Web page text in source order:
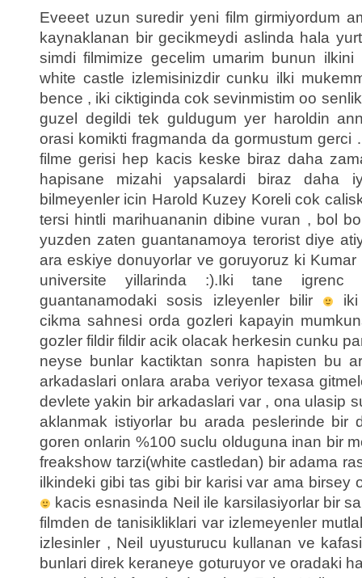
Eveeet uzun suredir yeni film girmiyordum
kaynaklanan bir gecikmeydi aslinda hala
simdi filmimize gecelim umarim bunun
white castle izlemisinizdir cunku ilki
bence , iki ciktiginda cok sevinmistim oo
guzel degildi tek guldugum yer haroldin
orasi komikti fragmanda da gormustum
filme gerisi hep kacis keske biraz daha
hapisane mizahi yapsalardi biraz daha
bilmeyenler icin Harold Kuzey Koreli cok
tersi hintli marihuananin dibine vuran , bol
yuzden zaten guantanamoya terorist diye
ara eskiye donuyorlar ve goruyoruz ki
universite yillarinda :).Iki tane
guantanamodaki sosis izleyenler bilir
iki
cikma sahnesi orda gozleri kapayin
gozler fildir fildir acik olacak herkesin cunku
neyse bunlar kactiktan sonra hapisten bu
arkadaslari onlara araba veriyor texasa
devlete yakin bir arkadaslari var , ona ulasip
aklanmak istiyorlar bu arada peslerinde bir
goren onlarin %100 suclu olduguna inan bir
freakshow tarzi(white castledan) bir adama
ilkindeki gibi tas gibi bir karisi var ama birsey
kacis esnasinda Neil ile karsilasiyorlar bir
filmden de tanisikliklari var izlemeyenler
izlesinler , Neil uyusturucu kullanan ve
bunlari direk keraneye goturuyor ve oradaki